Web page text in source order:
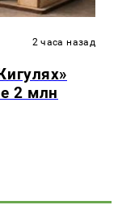
2 часа назад
2 млн